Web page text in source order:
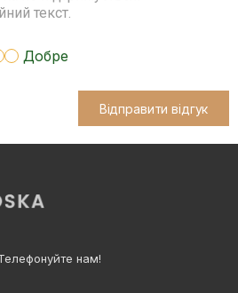
текст.
Добре
Відправити відгук
нам!